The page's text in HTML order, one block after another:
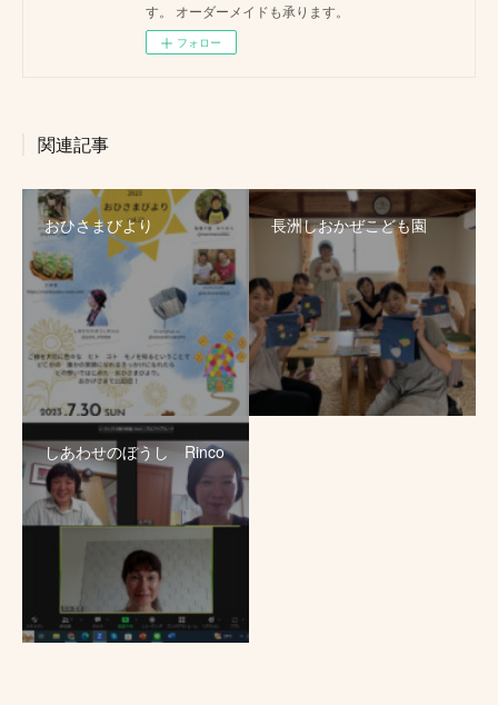
す。 オーダーメイドも承ります。
フォロー
関連記事
おひさまびより 長洲しおかぜこども園
しあわせのぼうし Rinco